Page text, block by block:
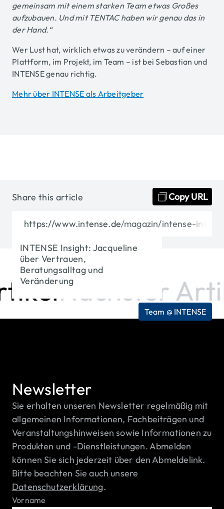
gemeinsam mit einem starken Team etwas Großes
aufzubauen. Und mit TENTAC haben wir genau das in
der Hand.“
Wer Lust hat, wirklich etwas zu verändern – auf einer
Plattform, im Projekt, im Team – ist bei Sebastian und
INTENSE genau richtig.
Mehr über INTENSE als Arbeitgeber
Share this article
https://www.intense.de/magazin/intense-
Copy URL
Nächster
INTENSE Insight: Jacqueline
über Vertrauen,
Beratungsalltag und
Veränderung
Team @ INTENSE
Newsletter
Sie erhalten unseren Newsletter regelmäßig mit
allgemeinen Informationen, Fachbeiträgen und
Veranstaltungshinweisen sowie Informationen zu
Produkten und -Dienstleistungen. Abmelden
können Sie sich jederzeit über den Abmeldelink.
Bitte beachten Sie auch unsere
Datenschutzerklärung.
Vorname